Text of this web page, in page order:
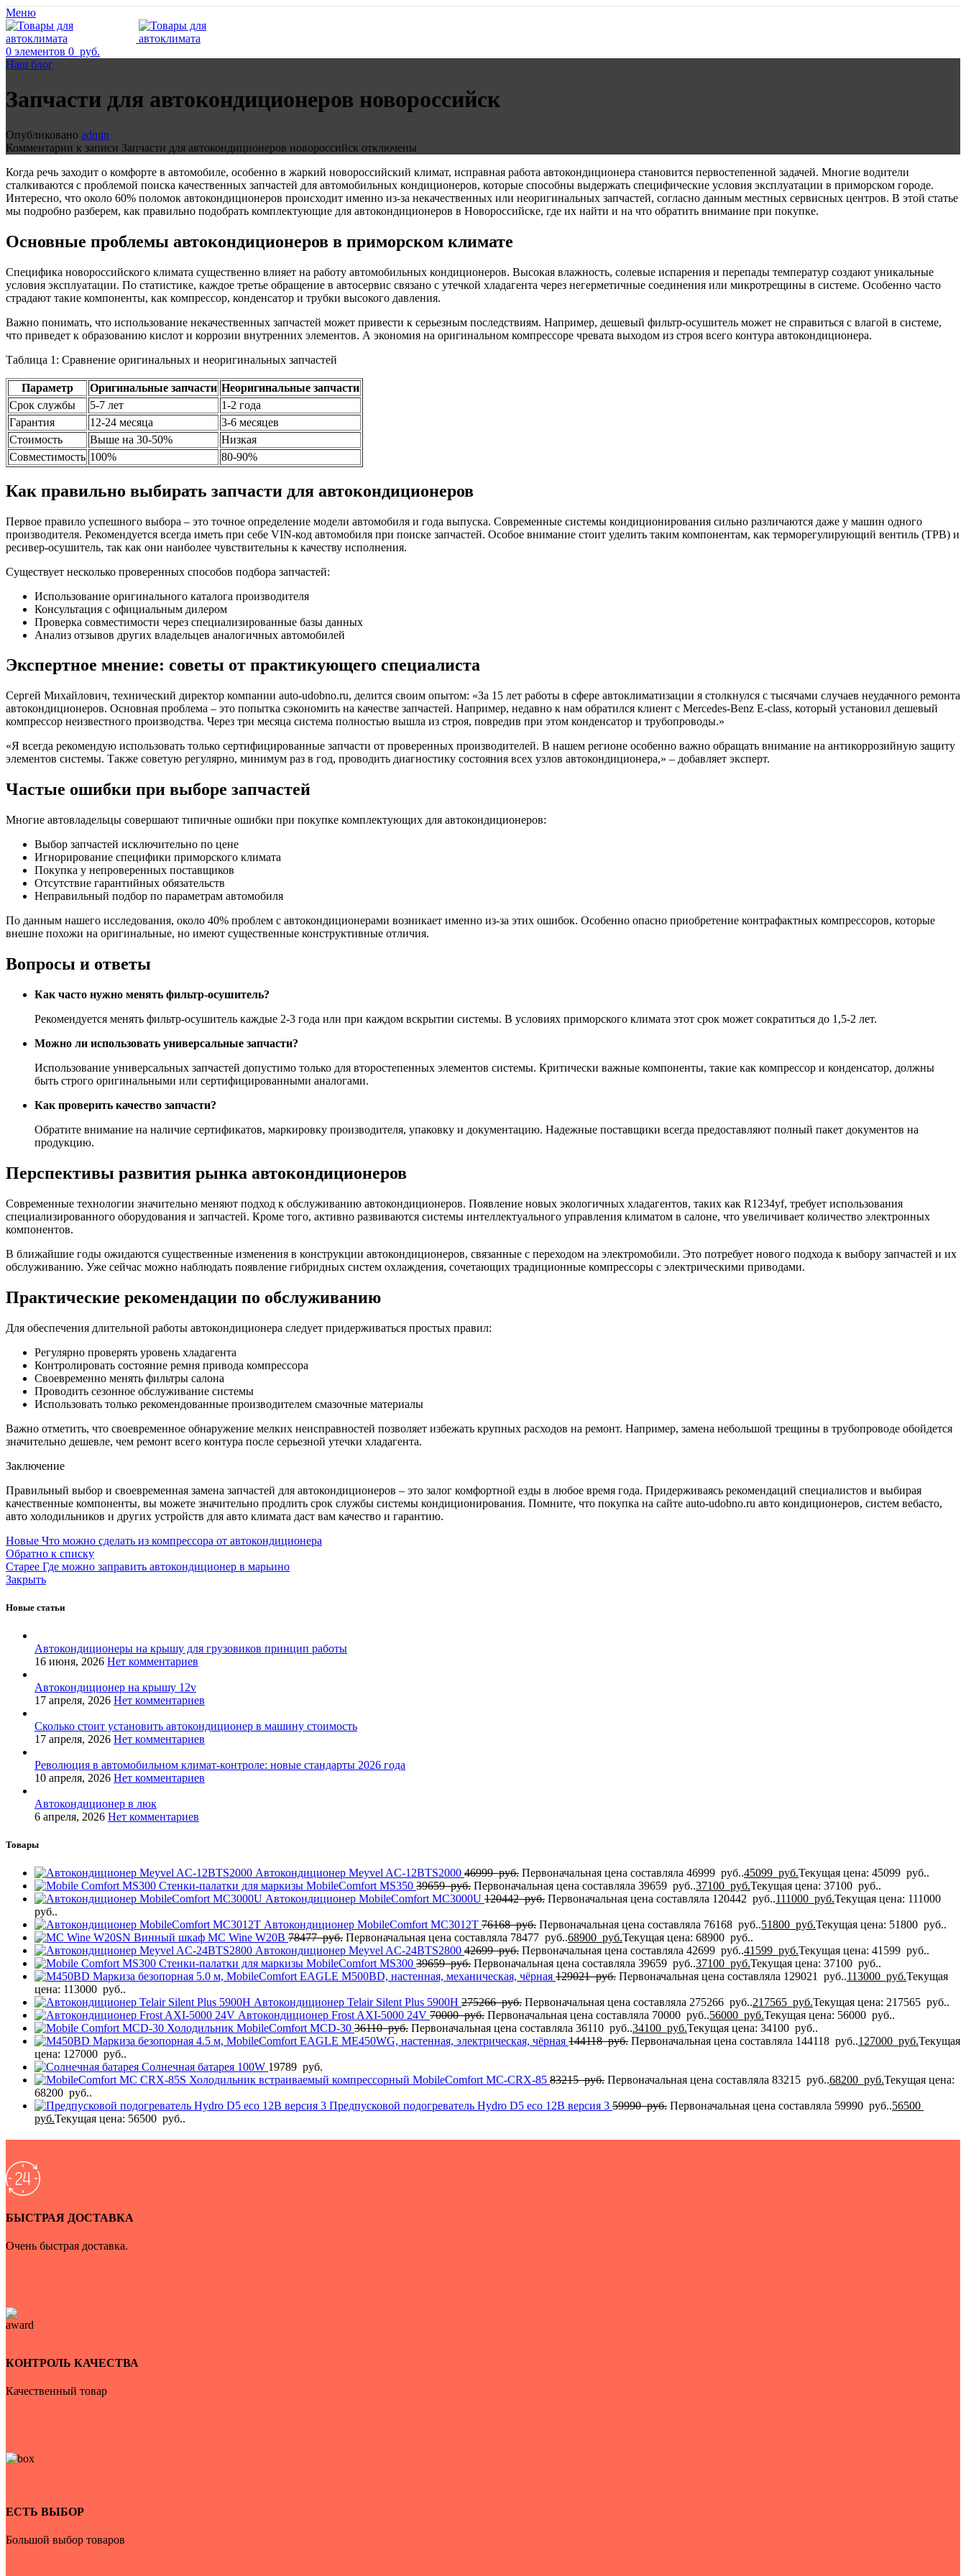
Меню
0 элементов 0 руб.
Наш блог
Запчасти для автокондиционеров новороссийск
Опубликовано admin
Комментарии к записи Запчасти для автокондиционеров новороссийск отключены
Когда речь заходит о комфорте в автомобиле, особенно в жаркий новороссийский климат, исправная работа автокондиционера становится первостепенной задачей. Многие водители
сталкиваются с проблемой поиска качественных запчастей для автомобильных кондиционеров, которые способны выдержать специфические условия эксплуатации в приморском городе.
Интересно, что около 60% поломок автокондиционеров происходит именно из-за некачественных или неоригинальных запчастей, согласно данным местных сервисных центров. В этой статье
мы подробно разберем, как правильно подобрать комплектующие для автокондиционеров в Новороссийске, где их найти и на что обратить внимание при покупке.
Основные проблемы автокондиционеров в приморском климате
Специфика новороссийского климата существенно влияет на работу автомобильных кондиционеров. Высокая влажность, солевые испарения и перепады температур создают уникальные
условия эксплуатации. По статистике, каждое третье обращение в автосервис связано с утечкой хладагента через негерметичные соединения или микротрещины в системе. Особенно часто
страдают такие компоненты, как компрессор, конденсатор и трубки высокого давления.
Важно понимать, что использование некачественных запчастей может привести к серьезным последствиям. Например, дешевый фильтр-осушитель может не справиться с влагой в системе,
что приведет к образованию кислот и коррозии внутренних элементов. А экономия на оригинальном компрессоре чревата выходом из строя всего контура автокондиционера.
Таблица 1: Сравнение оригинальных и неоригинальных запчастей
Параметр Оригинальные запчасти Неоригинальные запчасти
Срок службы
5-7 лет
1-2 года
Гарантия
12-24 месяца
3-6 месяцев
Стоимость
Выше на 30-50%
Низкая
Совместимость 100% 80-90%
Как правильно выбирать запчасти для автокондиционеров
Первое правило успешного выбора – это точное определение модели автомобиля и года выпуска. Современные системы кондиционирования сильно различаются даже у машин одного
производителя. Рекомендуется всегда иметь при себе VIN-код автомобиля при поиске запчастей. Особое внимание стоит уделить таким компонентам, как терморегулирующий вентиль (ТРВ) и
ресивер-осушитель, так как они наиболее чувствительны к качеству исполнения.
Существует несколько проверенных способов подбора запчастей:
Использование оригинального каталога производителя
Консультация с официальным дилером
Проверка совместимости через специализированные базы данных
Анализ отзывов других владельцев аналогичных автомобилей
Экспертное мнение: советы от практикующего специалиста
Сергей Михайлович, технический директор компании auto-udobno.ru, делится своим опытом: «За 15 лет работы в сфере автоклиматизации я столкнулся с тысячами случаев неудачного ремонта
автокондиционеров. Основная проблема – это попытка сэкономить на качестве запчастей. Например, недавно к нам обратился клиент с Mercedes-Benz E-class, который установил дешевый
компрессор неизвестного производства. Через три месяца система полностью вышла из строя, повредив при этом конденсатор и трубопроводы.»
«Я всегда рекомендую использовать только сертифицированные запчасти от проверенных производителей. В нашем регионе особенно важно обращать внимание на антикоррозийную защиту
элементов системы. Также советую регулярно, минимум раз в год, проводить диагностику состояния всех узлов автокондиционера,» – добавляет эксперт.
Частые ошибки при выборе запчастей
Многие автовладельцы совершают типичные ошибки при покупке комплектующих для автокондиционеров:
Выбор запчастей исключительно по цене
Игнорирование специфики приморского климата
Покупка у непроверенных поставщиков
Отсутствие гарантийных обязательств
Неправильный подбор по параметрам автомобиля
По данным нашего исследования, около 40% проблем с автокондиционерами возникает именно из-за этих ошибок. Особенно опасно приобретение контрафактных компрессоров, которые
внешне похожи на оригинальные, но имеют существенные конструктивные отличия.
Вопросы и ответы
Как часто нужно менять фильтр-осушитель?
Рекомендуется менять фильтр-осушитель каждые 2-3 года или при каждом вскрытии системы. В условиях приморского климата этот срок может сократиться до 1,5-2 лет.
Можно ли использовать универсальные запчасти?
Использование универсальных запчастей допустимо только для второстепенных элементов системы. Критически важные компоненты, такие как компрессор и конденсатор, должны
быть строго оригинальными или сертифицированными аналогами.
Как проверить качество запчасти?
Обратите внимание на наличие сертификатов, маркировку производителя, упаковку и документацию. Надежные поставщики всегда предоставляют полный пакет документов на
продукцию.
Перспективы развития рынка автокондиционеров
Современные технологии значительно меняют подход к обслуживанию автокондиционеров. Появление новых экологичных хладагентов, таких как R1234yf, требует использования
специализированного оборудования и запчастей. Кроме того, активно развиваются системы интеллектуального управления климатом в салоне, что увеличивает количество электронных
компонентов.
В ближайшие годы ожидаются существенные изменения в конструкции автокондиционеров, связанные с переходом на электромобили. Это потребует нового подхода к выбору запчастей и их
обслуживанию. Уже сейчас можно наблюдать появление гибридных систем охлаждения, сочетающих традиционные компрессоры с электрическими приводами.
Практические рекомендации по обслуживанию
Для обеспечения длительной работы автокондиционера следует придерживаться простых правил:
Регулярно проверять уровень хладагента
Контролировать состояние ремня привода компрессора
Своевременно менять фильтры салона
Проводить сезонное обслуживание системы
Использовать только рекомендованные производителем смазочные материалы
Важно отметить, что своевременное обнаружение мелких неисправностей позволяет избежать крупных расходов на ремонт. Например, замена небольшой трещины в трубопроводе обойдется
значительно дешевле, чем ремонт всего контура после серьезной утечки хладагента.
Заключение
Правильный выбор и своевременная замена запчастей для автокондиционеров – это залог комфортной езды в любое время года. Придерживаясь рекомендаций специалистов и выбирая
качественные компоненты, вы можете значительно продлить срок службы системы кондиционирования. Помните, что покупка на сайте auto-udobno.ru авто кондиционеров, систем вебасто,
авто холодильников и других устройств для авто климата даст вам качество и гарантию.
Новые Что можно сделать из компрессора от автокондиционера
Обратно к списку
Старее Где можно заправить автокондиционер в марьино
Закрыть
Новые статьи
Автокондиционеры на крышу для грузовиков принцип работы
16 июня, 2026 Нет комментариев
Автокондиционер на крышу 12v
17 апреля, 2026 Нет комментариев
Сколько стоит установить автокондиционер в машину стоимость
17 апреля, 2026 Нет комментариев
Революция в автомобильном климат-контроле: новые стандарты 2026 года
10 апреля, 2026 Нет комментариев
Автокондиционер в люк
6 апреля, 2026 Нет комментариев
Товары
Автокондиционер Meyvel AC-12BTS2000 46999руб. Первоначальная цена составляла 46999 руб..45099 руб.Текущая цена: 45099 руб..
Стенки-палатки для маркизы MobileComfort MS350 39659руб. Первоначальная цена составляла 39659 руб..37100 руб.Текущая цена: 37100 руб..
Автокондиционер MobileComfort MC3000U 120442руб. Первоначальная цена составляла 120442 руб..111000 руб.Текущая цена: 111000
руб..
Автокондиционер MobileComfort MC3012T 76168руб. Первоначальная цена составляла 76168 руб..51800 руб.Текущая цена: 51800 руб..
Винный шкаф MC Wine W20B 78477руб. Первоначальная цена составляла 78477 руб..68900 руб.Текущая цена: 68900 руб..
Автокондиционер Meyvel AC-24BTS2800 42699руб. Первоначальная цена составляла 42699 руб..41599 руб.Текущая цена: 41599 руб..
Стенки-палатки для маркизы MobileComfort МS300 39659руб. Первоначальная цена составляла 39659 руб..37100 руб.Текущая цена: 37100 руб..
Маркиза безопорная 5.0 м, MobileComfort EAGLE M500BD, настенная, механическая, чёрная 129021руб. Первоначальная цена составляла 129021 руб..113000 руб.Текущая
цена: 113000 руб..
Автокондиционер Telair Silent Plus 5900H 275266руб. Первоначальная цена составляла 275266 руб..217565 руб.Текущая цена: 217565 руб..
Автокондиционер Frost AXI-5000 24V 70000руб. Первоначальная цена составляла 70000 руб..56000 руб.Текущая цена: 56000 руб..
Холодильник MobileComfort MCD-30 36110руб. Первоначальная цена составляла 36110 руб..34100 руб.Текущая цена: 34100 руб..
Маркиза безопорная 4.5 м, MobileComfort EAGLE MЕ450WG, настенная, электрическая, чёрная 144118руб. Первоначальная цена составляла 144118 руб..127000 руб.Текущая
цена: 127000 руб..
Солнечная батарея 100W 19789 руб.
Холодильник встраиваемый компрессорный MobileComfort MC-CRX-85 83215руб. Первоначальная цена составляла 83215 руб..68200 руб.Текущая цена:
68200 руб..
Предпусковой подогреватель Hydro D5 eco 12В версия 3 59990руб. Первоначальная цена составляла 59990 руб..56500
руб.Текущая цена: 56500 руб..
БЫСТРАЯ ДОСТАВКА
Очень быстрая доставка.
КОНТРОЛЬ КАЧЕСТВА
Качественный товар
ЕСТЬ ВЫБОР
Большой выбор товаров